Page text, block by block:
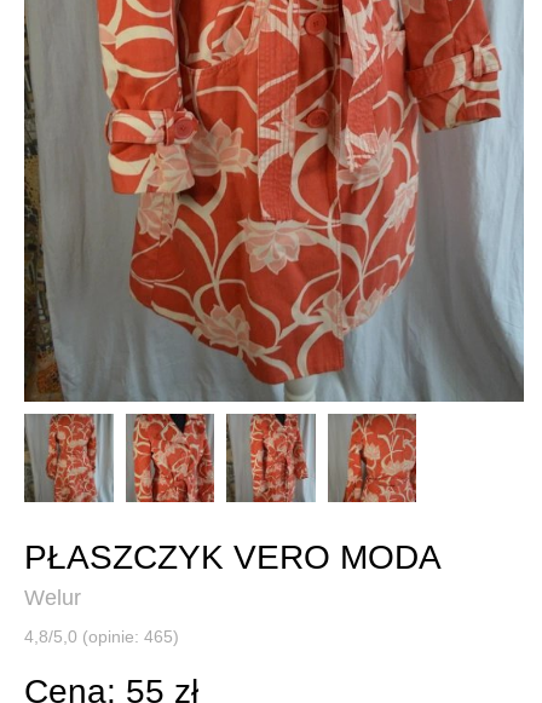
PŁASZCZYK VERO MODA
Welur
4,8/5,0 (opinie: 465)
Cena: 55 zł